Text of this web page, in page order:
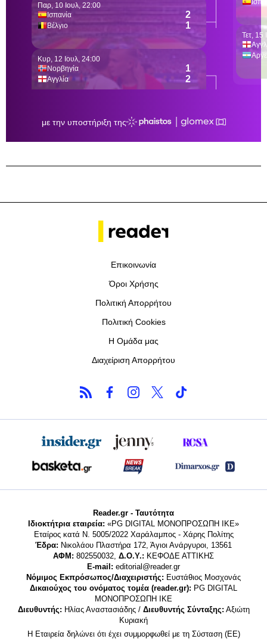
Επικοινωνία
Όροι Χρήσης
Πολιτική Απορρήτου
Πολιτική Cookies
Η Ομάδα μας
Διαχείριση Απορρήτου
Reader.gr - Ταυτότητα
Ιδιοκτήτρια εταιρεία: «PG DIGITAL MONΟΠΡΟΣΩΠΗ ΙΚΕ»
Εταίρος κατά Ν. 5005/2022 Χαράλαμπος - Χάρης Πολίτης
Έδρα: Νικολάου Πλαστήρα 172, Άγιοι Ανάργυροι, 13561
ΑΦΜ: 802550032, Δ.Ο.Υ.: ΚΕΦΟΔΕ ΑΤΤΙΚΗΣ
E-mail: editorial@reader.gr
Νόμιμος Εκπρόσωπος/Διαχειριστής: Ευστάθιος Μοσχονάς
Δικαιούχος του ονόματος τομέα (reader.gr): PG DIGITAL
MONΟΠΡΟΣΩΠΗ ΙΚΕ
Διευθυντής: Ηλίας Αναστασιάδης / Διευθυντής Σύνταξης: Αξιώτη
Κυριακή
Η Εταιρεία δηλώνει ότι έχει συμμορφωθεί με τη Σύσταση (ΕΕ)